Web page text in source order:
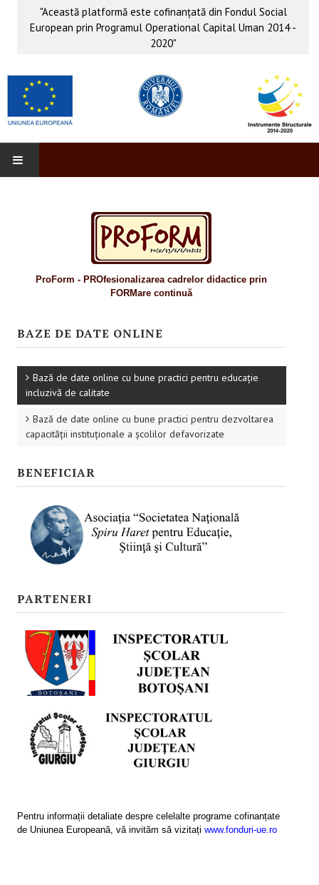
"Această platformă este cofinanţată din Fondul Social
European prin Programul Operational Capital Uman 2014 -
2020"
Pentru educaţie incluzivă
Pentru management instituțional
Pentru capacitate instituţională
ACCES BLACKBOARD
CAMPANIE ONLINE
SESIUNI ONLINE
CONTACT
ProForm - PROfesionalizarea cadrelor didactice prin
FORMare continuă
BAZE DE DATE ONLINE
Bază de date online cu bune practici pentru educație
incluzivă de calitate
Bază de date online cu bune practici pentru dezvoltarea
capacității instituționale a școlilor defavorizate
BENEFICIAR
PARTENERI
Pentru informații detaliate despre celelalte programe cofinanțate
de Uniunea Europeană, vă invităm să vizitați www.fonduri-ue.ro